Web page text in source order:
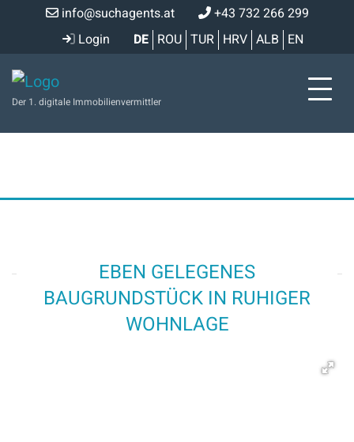
info@suchagents.at
+43 732 266 299
Login
DE ROU TUR HRV ALB EN
Der 1. digitale Immobilienvermittler
EBEN GELEGENES
BAUGRUNDSTÜCK IN RUHIGER
WOHNLAGE